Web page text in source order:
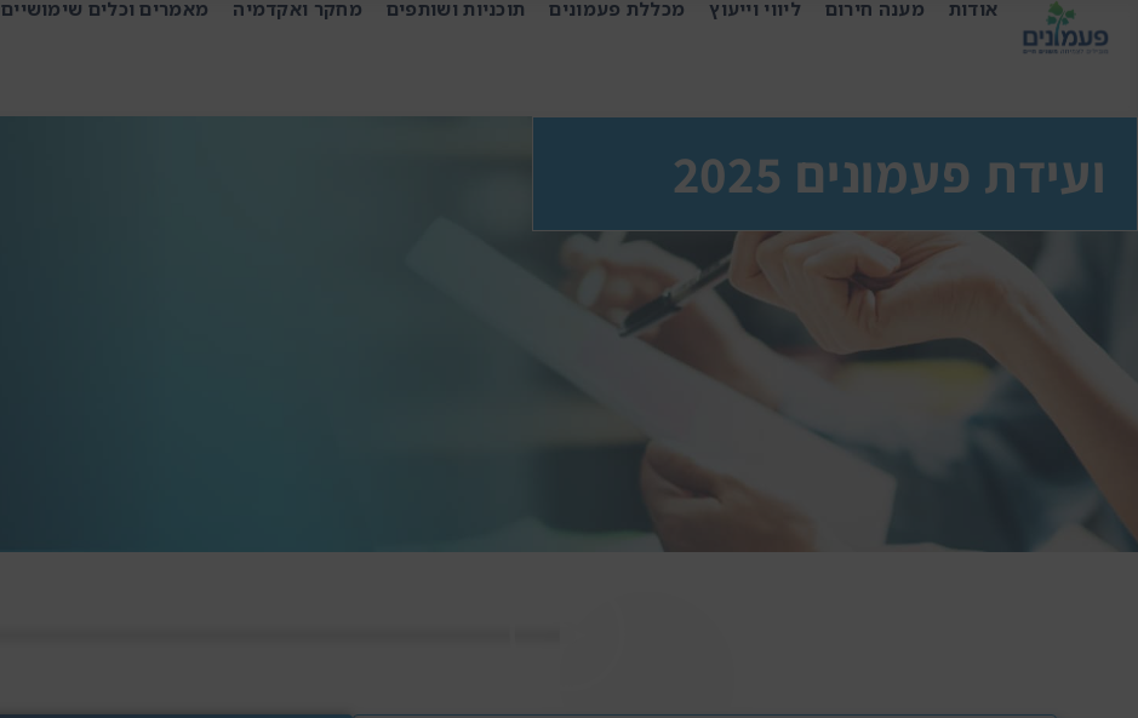
אודות מענה חירום ליווי וייעוץ מכללת פעמונים תוכניות ושותפים מחקר ואקדמיה מאמרים וכלים שימושיים
ועידת פעמונים 2025